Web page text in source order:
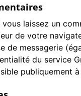
vous laissez un
de votre
de messagerie
du service
publiquement